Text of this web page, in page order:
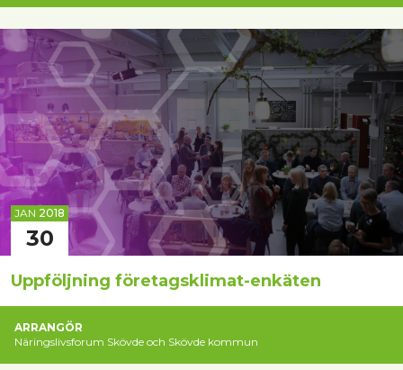
JAN 2018
30
Uppföljning företagsklimat-enkäten
ARRANGÖR
Näringslivsforum Skövde och Skövde kommun